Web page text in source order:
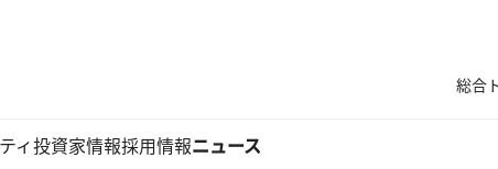
総合
ィ投資家情報採用情報ニュース